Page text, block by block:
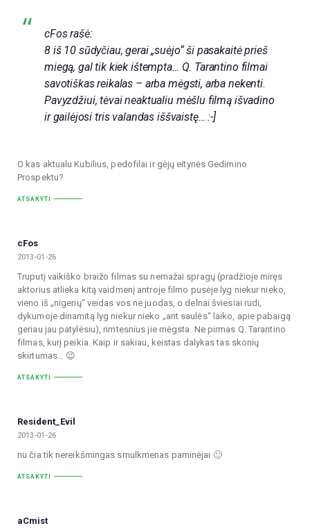
cFos rašė:
8 iš 10 sūdyčiau, gerai „suėjo“ ši pasakaitė prieš
miegą, gal tik kiek ištempta… Q. Tarantino filmai
savotiškas reikalas – arba mėgsti, arba nekenti.
Pavyzdžiui, tėvai neaktualiu mėšlu filmą išvadino
ir gailėjosi tris valandas iššvaistę… :-]
O kas aktualu Kubilius, pedofilai ir gėjų eitynės Gedimino
Prospektu?
ATSAKYTI
cFos
2013-01-26
Truputį vaikiško braižo filmas su nemažai spragų (pradžioje miręs
aktorius atlieka kitą vaidmenį antroje filmo pusėje lyg niekur nieko,
vieno iš „nigerių“ veidas vos ne juodas, o delnai šviesiai rudi,
dykumoje dinamitą lyg niekur nieko „ant saulės“ laiko, apie pabaigą
geriau jau patylėsiu), rimtesnius jie mėgsta. Ne pirmas Q. Tarantino
filmas, kurį peikia. Kaip ir sakiau, keistas dalykas tas skonių
skirtumas… 😉
ATSAKYTI
Resident_Evil
2013-01-26
nu čia tik nereikšmingas smulkmenas paminėjai 🙂
ATSAKYTI
aCmist